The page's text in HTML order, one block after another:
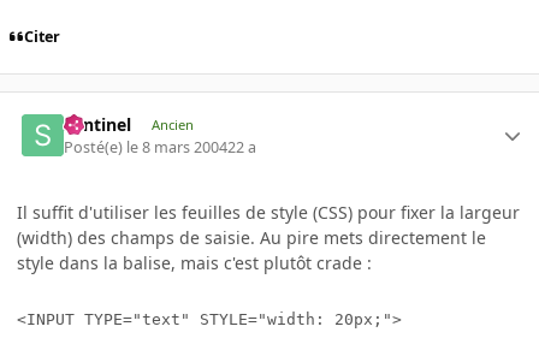
Citer
Sentinel Ancien
Posté(e) le 8 mars 200422 a
Il suffit d'utiliser les feuilles de style (CSS) pour fixer la largeur
(width) des champs de saisie. Au pire mets directement le
style dans la balise, mais c'est plutôt crade :
<INPUT TYPE="text" STYLE="width: 20px;">